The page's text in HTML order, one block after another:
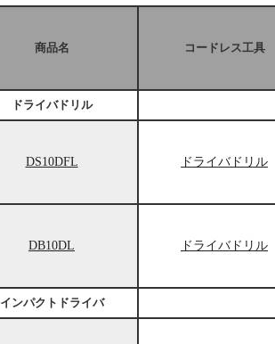
商品名 コードレス工具
ドライバドリル
DS10DFL ドライバドリル
DB10DL ドライバドリル
インパクトドライバ